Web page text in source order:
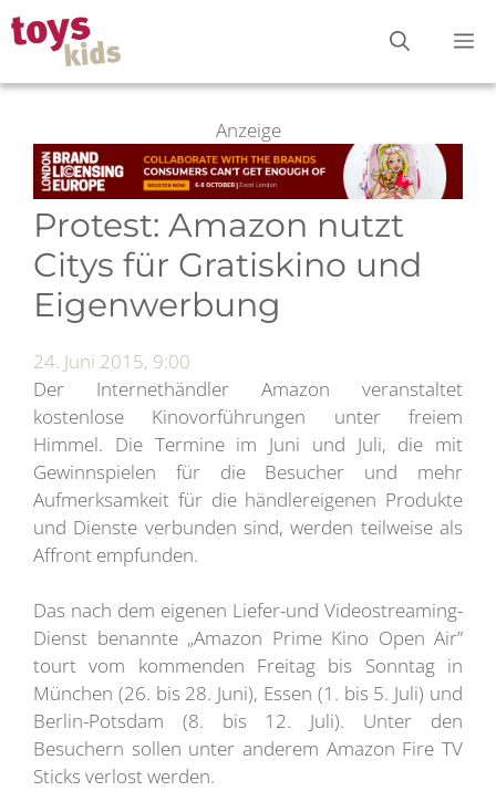
Zum
Inhalt
springen
Anzeige
Protest: Amazon nutzt
Citys für Gratiskino und
Eigenwerbung
24. Juni 2015, 9:00
Der Internethändler Amazon veranstaltet
kostenlose Kinovorführungen unter freiem
Himmel. Die Termine im Juni und Juli, die mit
Gewinnspielen für die Besucher und mehr
Aufmerksamkeit für die händlereigenen Produkte
und Dienste verbunden sind, werden teilweise als
Affront empfunden.
Das nach dem eigenen Liefer-und Videostreaming-
Dienst benannte „Amazon Prime Kino Open Air”
tourt vom kommenden Freitag bis Sonntag in
München (26. bis 28. Juni), Essen (1. bis 5. Juli) und
Berlin-Potsdam (8. bis 12. Juli). Unter den
Besuchern sollen unter anderem Amazon Fire TV
Sticks verlost werden.